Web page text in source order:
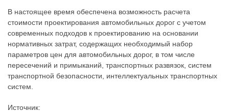
В настоящее время обеспечена возможность расчета
стоимости проектирования автомобильных дорог с учетом
современных подходов к проектированию на основании
нормативных затрат, содержащих необходимый набор
параметров цен для автомобильных дорог, в том числе
пересечений и примыканий, транспортных развязок, систем
транспортной безопасности, интеллектуальных транспортных
систем.
Источник: